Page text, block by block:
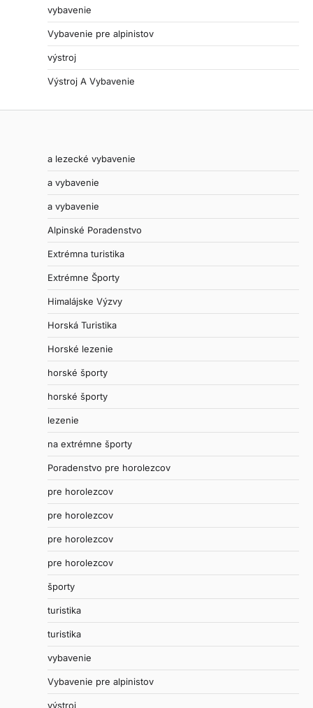
vybavenie
Vybavenie pre alpinistov
výstroj
Výstroj A Vybavenie
a lezecké vybavenie
a vybavenie
a vybavenie
Alpinské Poradenstvo
Extrémna turistika
Extrémne Športy
Himalájske Výzvy
Horská Turistika
Horské lezenie
horské športy
horské športy
lezenie
na extrémne športy
Poradenstvo pre horolezcov
pre horolezcov
pre horolezcov
pre horolezcov
pre horolezcov
športy
turistika
turistika
vybavenie
Vybavenie pre alpinistov
výstroj